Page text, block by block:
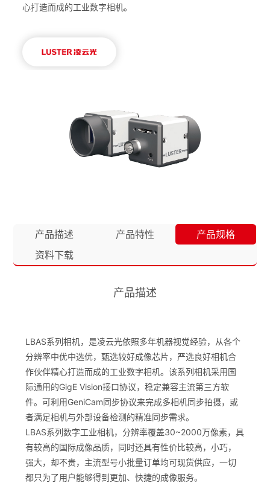
心打造而成的工业数字相机。
产品描述 产品特性
产品规格
资料下载
产品描述
LBAS系列相机，是凌云光依照多年机器视觉经验，从各个
分辨率中优中选优，甄选较好成像芯片，严选良好相机合
作伙伴精心打造而成的工业数字相机。该系列相机采用国
际通用的GigE Vision接口协议，稳定兼容主流第三方软
件。可利用GeniCam同步协议来完成多相机同步拍摄，或
者满足相机与外部设备检测的精准同步需求。
LBAS系列数字工业相机，分辨率覆盖30~2000万像素，具
有较高的国际成像品质，同时还具有性价比较高，小巧，
强大，却不贵，主流型号小批量订单均可现货供应，一切
都只为了用户能够得到更加、快捷的成像服务。